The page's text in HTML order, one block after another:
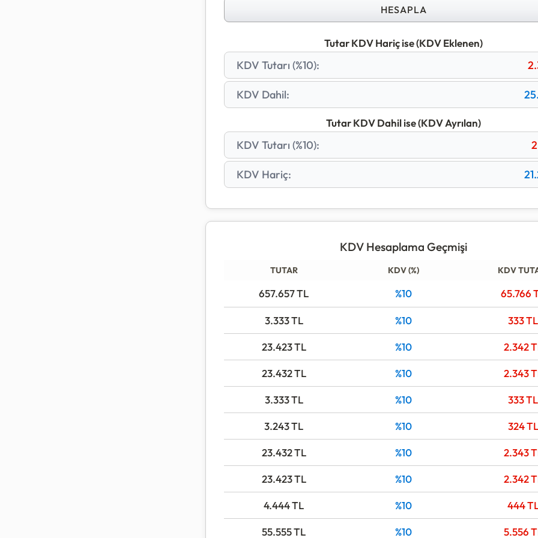
Hızlı seçim butonlarını kullanarak en yaygın KDV oranları ile
alabilir, geçmiş hesaplamalarınızı tablodan takip edebilirsiniz.
HESAPLA
Tutar KDV Hariç ise (KDV Eklenen)
KDV Tutarı (%10):
KDV Dahil:
Tutar KDV Dahil ise (KDV Ayrılan)
KDV Tutarı (%10):
KDV Hariç:
KDV Hesaplama Geçmişi
TUTAR KDV (%) KDV
657.657TL %10 65.766
3.333TL %10 333TL
23.423TL %10 2.342
23.432TL %10 2.343
3.333TL %10 333TL
3.243TL %10 324TL
23.432TL %10 2.343
23.423TL %10 2.342
4.444TL %10 444
55.555TL %10 5.556